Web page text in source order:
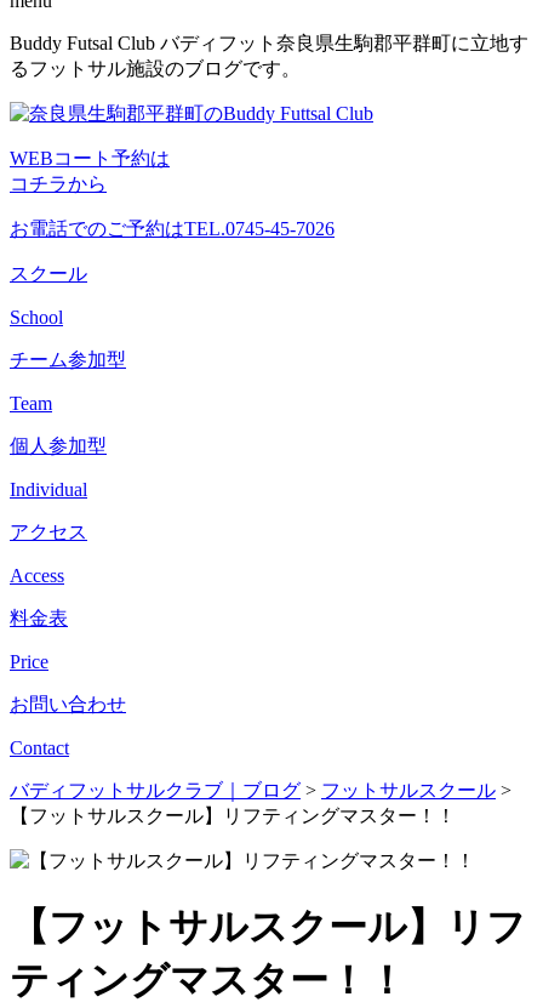
コ
ン
ン
へ
ス
キ
ッ
プ
Buddy Futsal Club バディフット奈良県生駒郡平群町に立地す
るフットサル施設のブログです。
WEBコート予約は
コチラから
お電話でのご予約はTEL.0745-45-7026
スクール
School
チーム参加型
Team
個人参加型
Individual
アクセス
Access
料金表
Price
お問い合わせ
Contact
バディフットサルクラブ｜ブログ > フットサルスクール >
【フットサルスクール】リフティングマスター！！
【フットサルスクール】リフ
ティングマスター！！